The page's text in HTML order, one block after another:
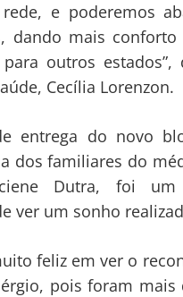
e poderemos
dando mais
outros estados”,
Cecília Lorenzon.
entrega do novo
dos familiares do
Dutra, foi um
ver um sonho
feliz em ver o
pois foram mais